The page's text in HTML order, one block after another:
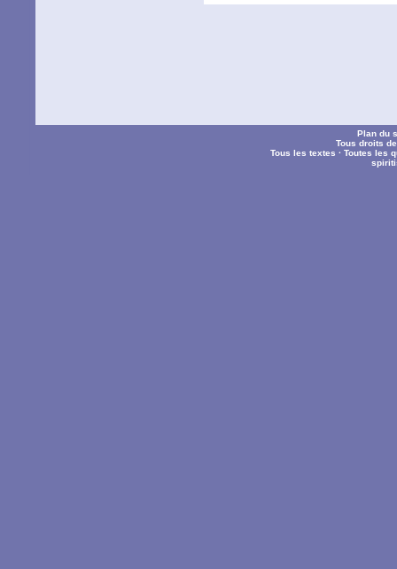
Plan du
Tous droits
Tous les textes ·Toutes les